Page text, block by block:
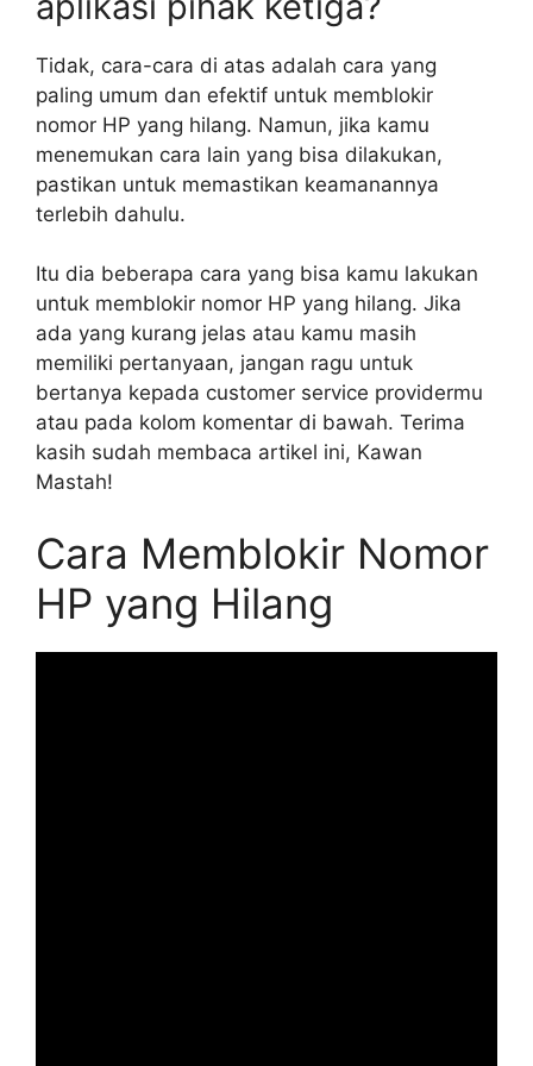
Tidak, cara-cara di atas adalah cara yang
paling umum dan efektif untuk memblokir
nomor HP yang hilang. Namun, jika kamu
menemukan cara lain yang bisa dilakukan,
pastikan untuk memastikan keamanannya
terlebih dahulu.
Itu dia beberapa cara yang bisa kamu lakukan
untuk memblokir nomor HP yang hilang. Jika
ada yang kurang jelas atau kamu masih
memiliki pertanyaan, jangan ragu untuk
bertanya kepada customer service providermu
atau pada kolom komentar di bawah. Terima
kasih sudah membaca artikel ini, Kawan
Mastah!
Cara Memblokir Nomor
HP yang Hilang